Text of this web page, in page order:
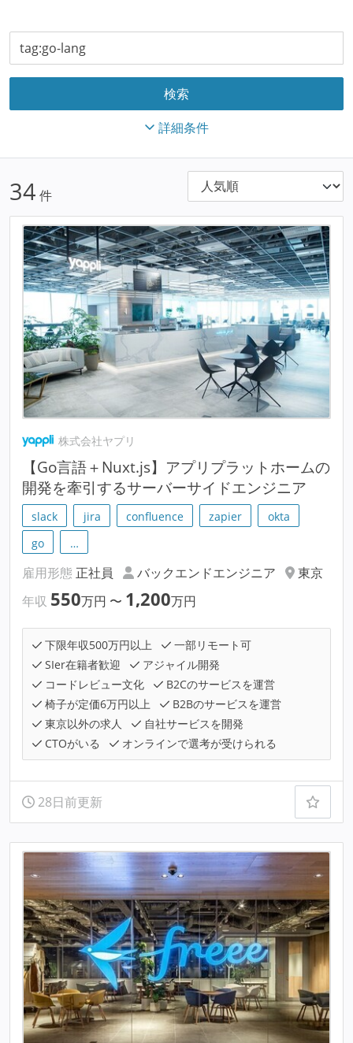
詳細条件
34 件
株式会社ヤプリ
【Go言語＋Nuxt.js】アプリプラットホームの
開発を牽引するサーバーサイドエンジニア
slack jira confluence zapier
okta
go
…
雇用形態 正社員 バックエンドエンジニア
東京
年収 550万円 〜 1,200万円
下限年収500万円以上
一部リモート可
SIer在籍者歓迎
アジャイル開発
コードレビュー文化
B2Cのサービスを運営
椅子が定価6万円以上
B2Bのサービスを運営
東京以外の求人
自社サービスを開発
CTOがいる
オンラインで選考が受けられる
28日前更新